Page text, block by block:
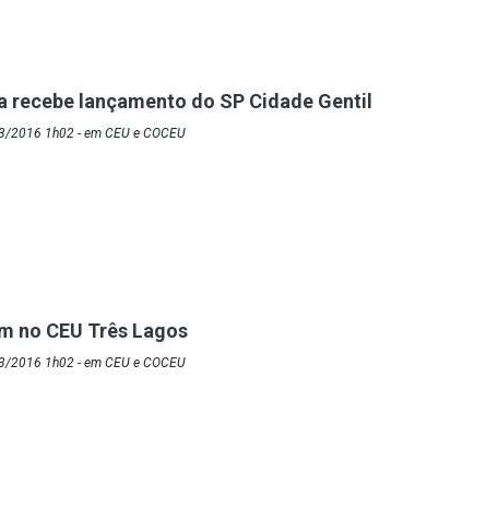
recebe lançamento do SP Cidade Gentil
2016 1h02 - em CEU e COCEU
no CEU Três Lagos
2016 1h02 - em CEU e COCEU